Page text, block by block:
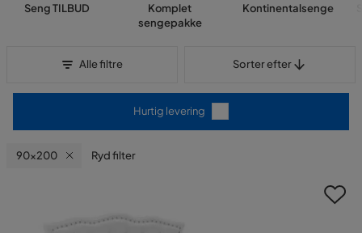
Seng TILBUD
Komplet
sengepakke
Kontinentalsenge
Alle filtre Sorter efter
Hurtig levering
90x200 Ryd filter